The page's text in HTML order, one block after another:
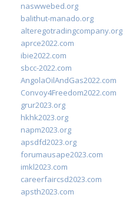
naswwebed.org
balithut-manado.org
alteregotradingcompany.org
aprce2022.com
ibie2022.com
sbcc-2022.com
AngolaOilAndGas2022.com
Convoy4Freedom2022.com
grur2023.org
hkhk2023.org
napm2023.org
apsdfd2023.org
forumausape2023.com
imkl2023.com
careerfaircsd2023.com
apsth2023.com